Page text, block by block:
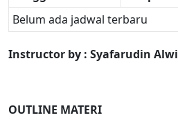
Belum ada jadwal terbaru
Instructor by : Syafarudin Alwi
OUTLINE MATERI